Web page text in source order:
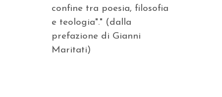
confine tra poesia, filosofia
e teologia"." (dalla
prefazione di Gianni
Maritati)